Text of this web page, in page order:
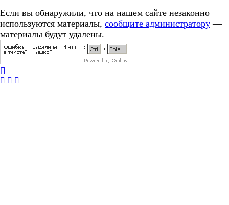
Если вы обнаружили, что на нашем сайте незаконно
используются материалы, сообщите администратору —
материалы будут удалены.